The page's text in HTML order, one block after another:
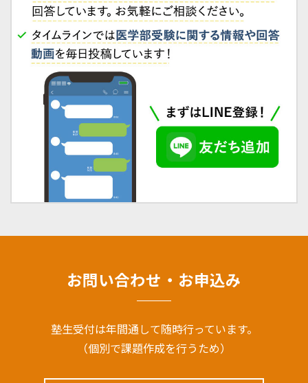
お問い合わせ・お申込み
塾⽣受付は年間通して随時⾏っています。
（個別で課題作成を⾏うため）